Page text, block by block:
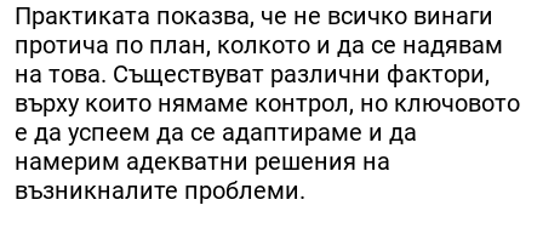
Практиката показва, че не всичко винаги
протича по план, колкото и да се надявам
на това. Съществуват различни фактори,
върху които нямаме контрол, но ключовото
е да успеем да се адаптираме и да
намерим адекватни решения на
възникналите проблеми.